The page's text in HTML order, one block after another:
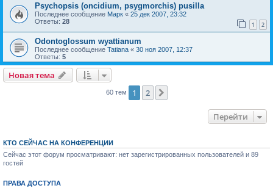
Psychopsis (oncidium, psygmorchis) pusilla
Последнее сообщение Марк « 25 дек 2007, 23:32
Ответы: 28 1 2
Odontoglossum wyattianum
Последнее сообщение Tatiana « 30 ноя 2007, 12:37
Ответы: 5
Новая тема
60 тем 1 2
Перейти
КТО СЕЙЧАС НА КОНФЕРЕНЦИИ
Сейчас этот форум просматривают: нет зарегистрированных пользователей и 89
гостей
ПРАВА ДОСТУПА